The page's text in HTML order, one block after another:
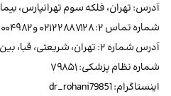
آدرس: تهران، فلکه سوم تهرانپارس،
شماره تماس ۲: ۰۲۱۲۲۸۸۷۱۲۸ و ۰۹۱۹۲۰۰۴۹۸۲
آدرس شماره ۲: تهران، شریعتی، قبا، بین آریا و علیزاده‌آذر
شماره نظام پزشکی: ۷۹۸۵۱
اینستاگرام: dr_rohani79851